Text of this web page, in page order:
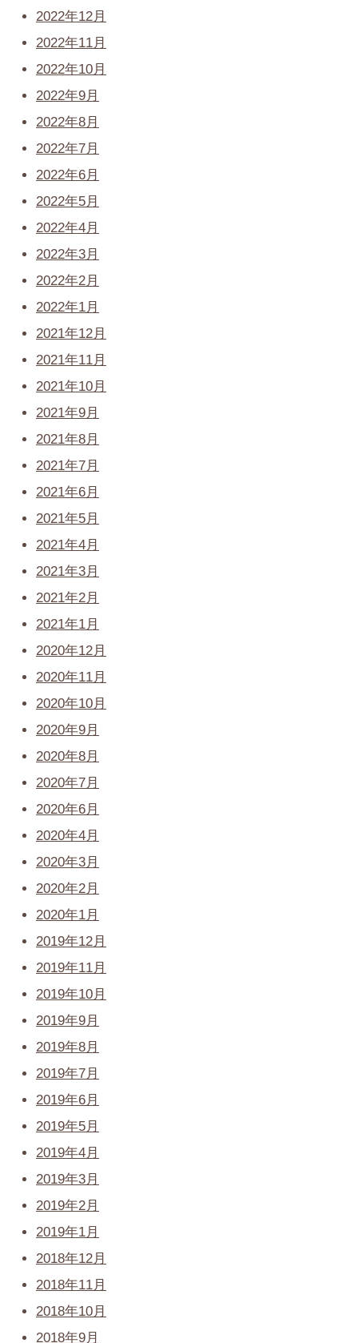
2022年12月
2022年11月
2022年10月
2022年9月
2022年8月
2022年7月
2022年6月
2022年5月
2022年4月
2022年3月
2022年2月
2022年1月
2021年12月
2021年11月
2021年10月
2021年9月
2021年8月
2021年7月
2021年6月
2021年5月
2021年4月
2021年3月
2021年2月
2021年1月
2020年12月
2020年11月
2020年10月
2020年9月
2020年8月
2020年7月
2020年6月
2020年4月
2020年3月
2020年2月
2020年1月
2019年12月
2019年11月
2019年10月
2019年9月
2019年8月
2019年7月
2019年6月
2019年5月
2019年4月
2019年3月
2019年2月
2019年1月
2018年12月
2018年11月
2018年10月
2018年9月